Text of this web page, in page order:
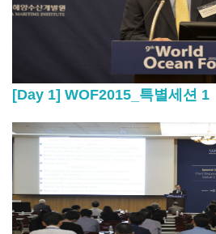
[Day 1] WOF2015_특별세션 1